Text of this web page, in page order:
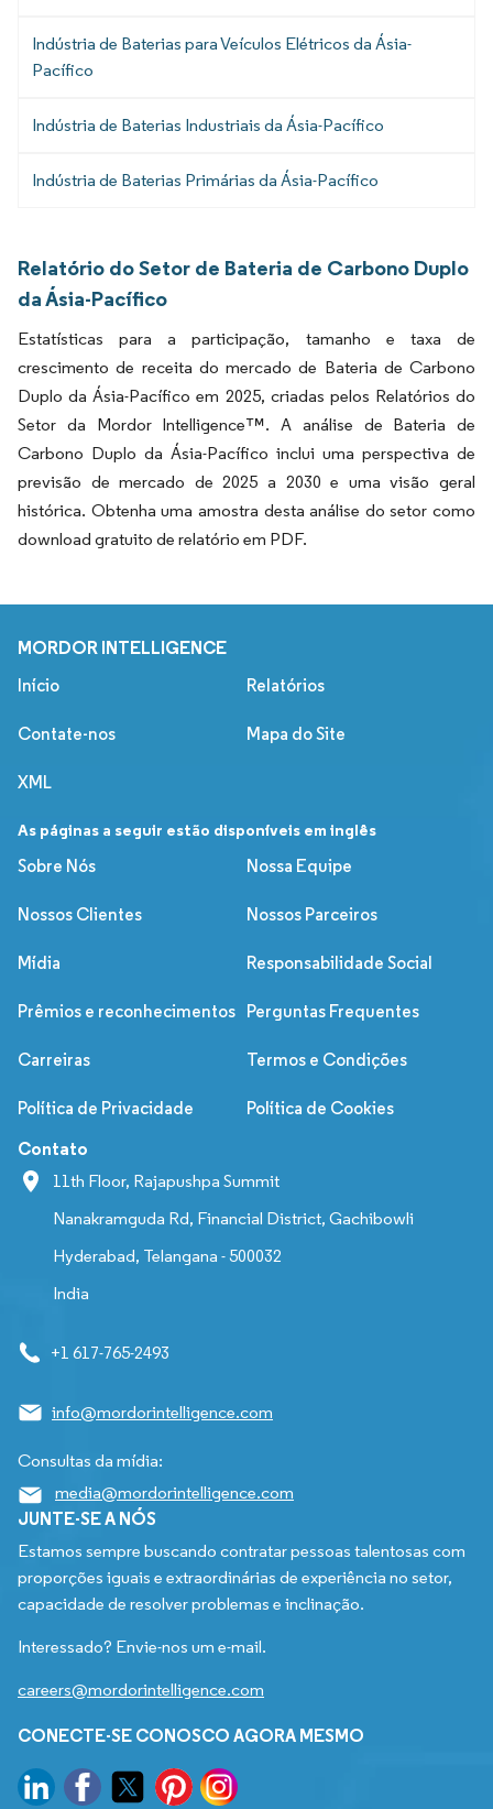
Indústria de Baterias para Veículos Elétricos da Ásia-
Pacífico
Indústria de Baterias Industriais da Ásia-Pacífico
Indústria de Baterias Primárias da Ásia-Pacífico
Relatório do Setor de Bateria de Carbono Duplo
da Ásia-Pacífico
Estatísticas para a participação, tamanho e taxa de
crescimento de receita do mercado de Bateria de Carbono
Duplo da Ásia-Pacífico em 2025, criadas pelos Relatórios do
Setor da Mordor Intelligence™. A análise de Bateria de
Carbono Duplo da Ásia-Pacífico inclui uma perspectiva de
previsão de mercado de 2025 a 2030 e uma visão geral
histórica. Obtenha uma amostra desta análise do setor como
download gratuito de relatório em PDF.
MORDOR INTELLIGENCE
Início Relatórios
Contate-nos Mapa do Site
XML
As páginas a seguir estão disponíveis em inglês
Sobre Nós
Nossa Equipe
Nossos Clientes Nossos Parceiros
Mídia Responsabilidade Social
Prêmios e reconhecimentos Perguntas Frequentes
Carreiras Termos e Condições
Política de Privacidade Política de Cookies
Contato
11th Floor, Rajapushpa Summit
Nanakramguda Rd, Financial District, Gachibowli
Hyderabad, Telangana - 500032
India
+1 617-765-2493
info@mordorintelligence.com
Consultas da mídia:
media@mordorintelligence.com
JUNTE-SE A NÓS
Estamos sempre buscando contratar pessoas talentosas com
proporções iguais e extraordinárias de experiência no setor,
capacidade de resolver problemas e inclinação.
Interessado? Envie-nos um e-mail.
careers@mordorintelligence.com
CONECTE-SE CONOSCO AGORA MESMO